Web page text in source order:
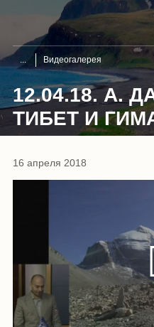
Видеогалерея
12.04.18. А.
ТИБЕТ И
16 апреля 2018